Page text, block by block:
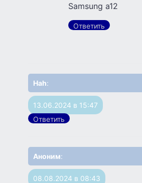
Samsung a12
Ответить
Hah:
13.06.2024 в 15:47
Ответить
Аноним:
08.08.2024 в 08:43